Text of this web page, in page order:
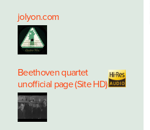
jolyon.com
Beethoven quartet
unofficial page (Site HD)